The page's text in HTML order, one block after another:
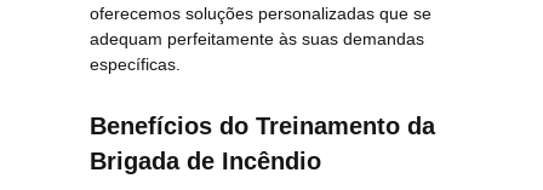
oferecemos soluções personalizadas que se
adequam perfeitamente às suas demandas
específicas.
Benefícios do Treinamento da
Brigada de Incêndio